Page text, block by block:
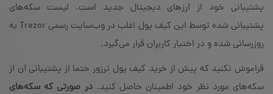
پشتیبانی خود از ارزهای دیجیتال جدید است. لیست سکه‌های
پشتیبانی شده توسط این کیف پول اغلب در وب‌سایت رسمی Trezor به
روز‌رسانی شده و در اختیار کاربران قرار می‌گیرد.
قراموش نکنید که پیش از خرید کیف پول ترزور حتما از پشتیبانی آن از
سکه‌های مورد نظر خود اطمینان حاصل کنید.در صورتی که سکه‌های